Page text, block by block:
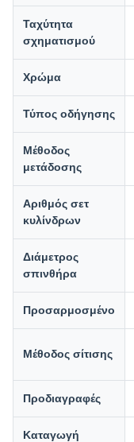
Ταχύτητα
σχηματισμού
Χρώμα
Τύπος οδήγησης
Μέθοδος
μετάδοσης
Αριθμός σετ
κυλίνδρων
Διάμετρος
σπινθήρα
Προσαρμοσμένο
Μέθοδος σίτισης
Προδιαγραφές
Καταγωγή